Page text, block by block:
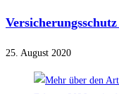
25. August 2020